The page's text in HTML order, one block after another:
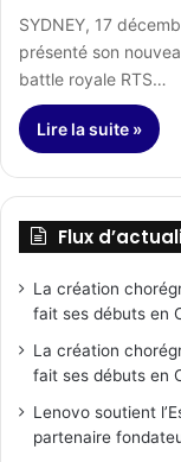
SYDNEY, 17
présenté son
battle royale RTS…
Lire la suite »
Flux
La création
fait ses débuts en
La création
fait ses débuts en
Lenovo soutient
partenaire